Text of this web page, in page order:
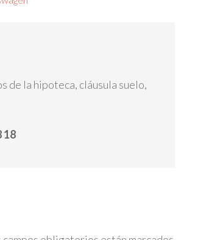
de la hipoteca, cláusula suelo,
18